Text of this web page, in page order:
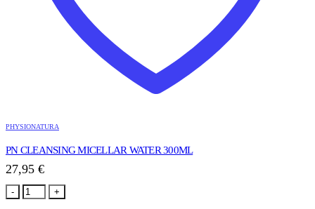
PHYSIONATURA
PN CLEANSING MICELLAR WATER 300ML
27,95 €
- +